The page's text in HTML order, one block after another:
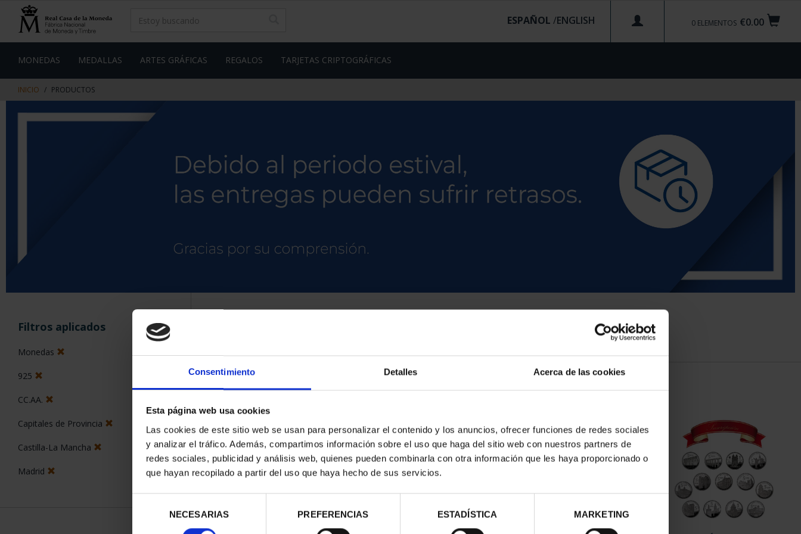
Consentimiento Detalles Acerca de las cookies
Esta página web usa cookies
Las cookies de este sitio web se usan para personalizar el contenido y los anuncios, ofrecer funciones de redes sociales
y analizar el tráfico. Además, compartimos información sobre el uso que haga del sitio web con nuestros partners de
redes sociales, publicidad y análisis web, quienes pueden combinarla con otra información que les haya proporcionado o
que hayan recopilado a partir del uso que haya hecho de sus servicios.
consentimiento
NECESARIAS PREFERENCIAS ESTADÍSTICA MARKETING
contenido
de
€0.00
0 ELEMENTOS
ESPAÑOL /
MONEDAS MEDALLAS ARTES GRÁFICAS REGALOS TARJETAS CRIPTOGRÁFICAS
INICIO PRODUCTOS
Filtros aplicados
Monedas
925
CC.AA.
Capitales de Provincia
Castilla-La Mancha
Madrid